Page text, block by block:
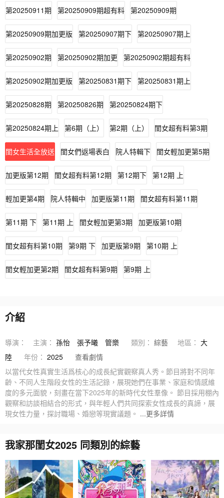
第20250911期 第20250909期超有料 第20250909期
第20250909期加更版 第20250907期下 第20250907期上
第20250902期 第20250902期加更 第20250902期超有料
第20250902期加更版 第20250831期下 第20250831期上
第20250828期 第20250826期 第20250824期下
第20250824期上 第6期（上） 第2期（上） 閨女超有料第3期
閨女生活全放送 閨女們返場表白 院人特輯下 閨女輕加更第5期
加更版第12期 閨女超有料第12期 第12期下 第12期 上
輕加更第4期 院人特輯中 加更版第11期 閨女超有料第11期
第11期 下 第11期 上 閨女輕加更第3期 加更版第10期
閨女超有料第10期 第9期 下 加更版第9期 第10期 上
閨女輕加更第2期 閨女超有料第9期 第9期 上
介紹
導演： 主演： 孫怡 張予曦 管樂 類別： 綜藝 地區： 大
陸
年份： 2025
查看劇情
以當代女性真實生活爲核心的成長紀實觀察真人秀。節目將對不同年
齡、不同人生階段女性的生活記錄，展現她們在事業、家庭和情感維
度的多元面貌，刻畫在當下2025年的新時代女性羣像。 節目採用棚內
觀察和訪談相結合的形式，與年輕人們共同探索女性成長的真諦，展
現女性力量，探討職場、婚戀等現實議題。 ...更多詳情
我家那閨女2025 同類別的綜藝